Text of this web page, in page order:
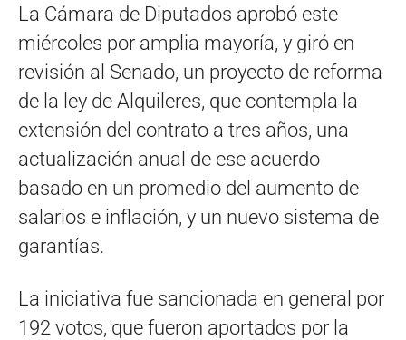
La Cámara de Diputados aprobó este
miércoles por amplia mayoría, y giró en
revisión al Senado, un proyecto de reforma
de la ley de Alquileres, que contempla la
extensión del contrato a tres años, una
actualización anual de ese acuerdo
basado en un promedio del aumento de
salarios e inflación, y un nuevo sistema de
garantías.
La iniciativa fue sancionada en general por
192 votos, que fueron aportados por la